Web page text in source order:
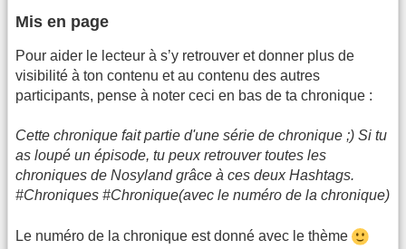
Mis en page
Pour aider le lecteur à s’y retrouver et donner plus de
visibilité à ton contenu et au contenu des autres
participants, pense à noter ceci en bas de ta chronique :
Cette chronique fait partie d'une série de chronique ;) Si tu
as loupé un épisode, tu peux retrouver toutes les
chroniques de Nosyland grâce à ces deux Hashtags.
#Chroniques #Chronique(avec le numéro de la chronique)
Le numéro de la chronique est donné avec le thème